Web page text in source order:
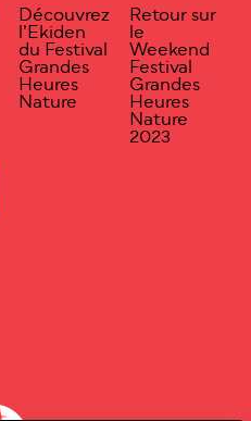
Découvrez
l’Ekiden
du Festival
Grandes
Heures
Nature
Retour sur
le
Weekend
Festival
Grandes
Heures
Nature
2023